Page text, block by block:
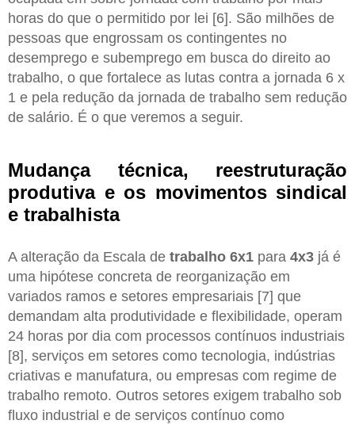
horas do que o permitido por lei [6]. São milhões de
pessoas que engrossam os contingentes no
desemprego e subemprego em busca do direito ao
trabalho, o que fortalece as lutas contra a jornada 6 x
1 e pela redução da jornada de trabalho sem redução
de salário. É o que veremos a seguir.
Mudança técnica, reestruturação
produtiva e os movimentos sindical
e trabalhista
A alteração da Escala de trabalho 6x1 para 4x3 já é
uma hipótese concreta de reorganização em
variados ramos e setores empresariais [7] que
demandam alta produtividade e flexibilidade, operam
24 horas por dia com processos contínuos industriais
[8], serviços em setores como tecnologia, indústrias
criativas e manufatura, ou empresas com regime de
trabalho remoto. Outros setores exigem trabalho sob
fluxo industrial e de serviços contínuo como